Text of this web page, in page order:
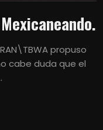
propuso
cabe duda que el